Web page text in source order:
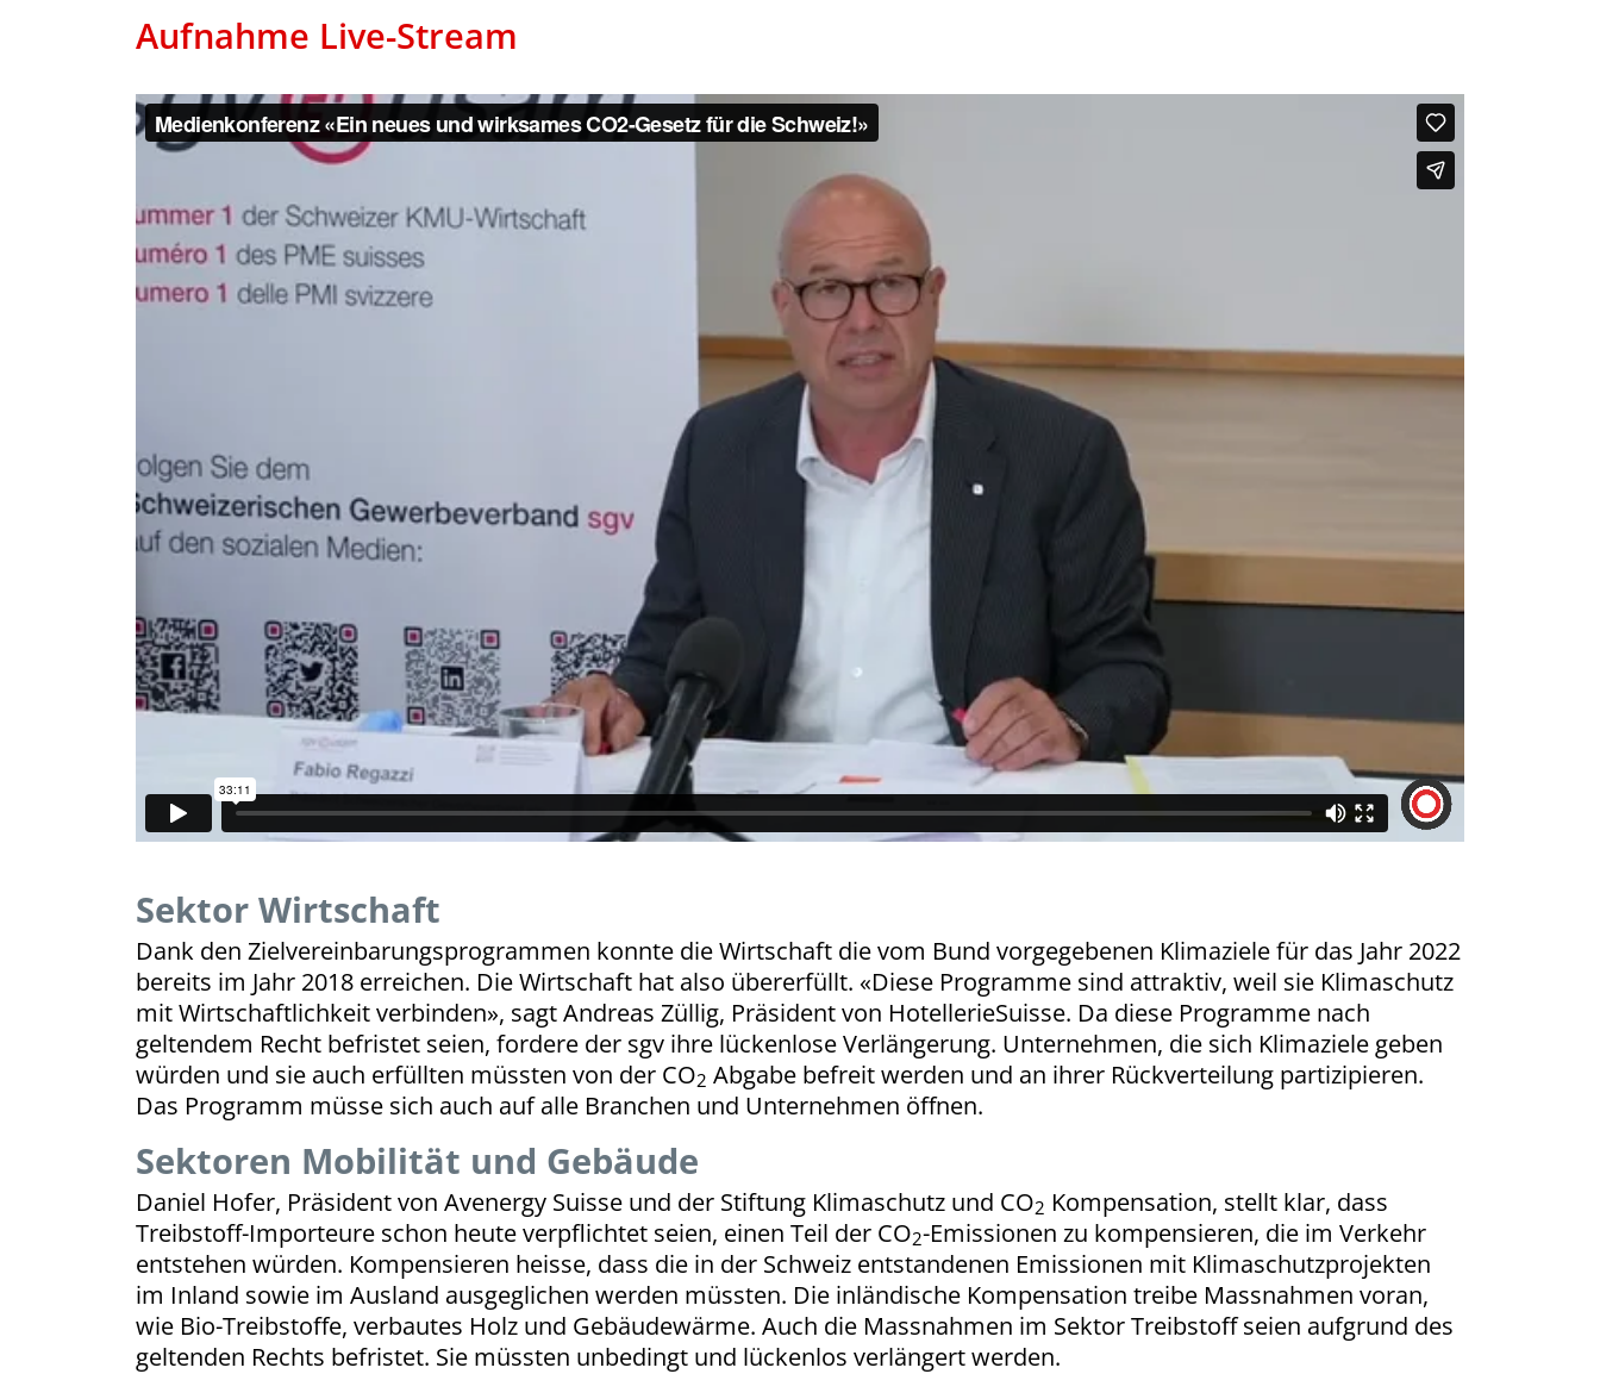
Aufnahme Live-Stream
Sektor Wirtschaft
Dank den Zielvereinbarungsprogrammen konnte die Wirtschaft die vom Bund vorgegebenen Klimaziele für das Jahr 2022
bereits im Jahr 2018 erreichen. Die Wirtschaft hat also übererfüllt. «Diese Programme sind attraktiv, weil sie Klimaschutz
mit Wirtschaftlichkeit verbinden», sagt Andreas Züllig, Präsident von HotellerieSuisse. Da diese Programme nach
geltendem Recht befristet seien, fordere der sgv ihre lückenlose Verlängerung. Unternehmen, die sich Klimaziele geben
würden und sie auch erfüllten müssten von der CO2 Abgabe befreit werden und an ihrer Rückverteilung partizipieren.
Das Programm müsse sich auch auf alle Branchen und Unternehmen öffnen.
Sektoren Mobilität und Gebäude
Daniel Hofer, Präsident von Avenergy Suisse und der Stiftung Klimaschutz und CO2 Kompensation, stellt klar, dass
Treibstoff-Importeure schon heute verpflichtet seien, einen Teil der CO2-Emissionen zu kompensieren, die im Verkehr
entstehen würden. Kompensieren heisse, dass die in der Schweiz entstandenen Emissionen mit Klimaschutzprojekten
im Inland sowie im Ausland ausgeglichen werden müssten. Die inländische Kompensation treibe Massnahmen voran,
wie Bio-Treibstoffe, verbautes Holz und Gebäudewärme. Auch die Massnahmen im Sektor Treibstoff seien aufgrund des
geltenden Rechts befristet. Sie müssten unbedingt und lückenlos verlängert werden.